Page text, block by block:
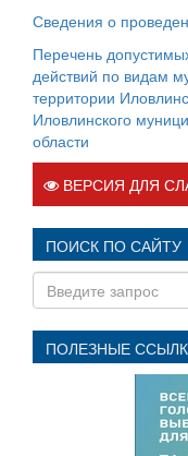
Сведения о
Перечень
действий по видам
территории
Иловлинского
области
ВЕРСИЯ ДЛЯ
ПОИСК ПО САЙТУ
ПОЛЕЗНЫЕ